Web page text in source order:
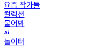
요즘 작가들
컬렉션
물어봐
놀이터